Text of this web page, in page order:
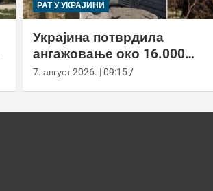
РАТ У УКРАЈИНИ
Украјина потврдила
ангажовање око 16.000
страних бораца из 72 земље
7. август 2026. | 09:15